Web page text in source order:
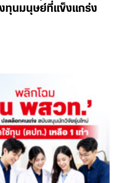
ทุนมนุษย์ที่แข็งแกร่ง